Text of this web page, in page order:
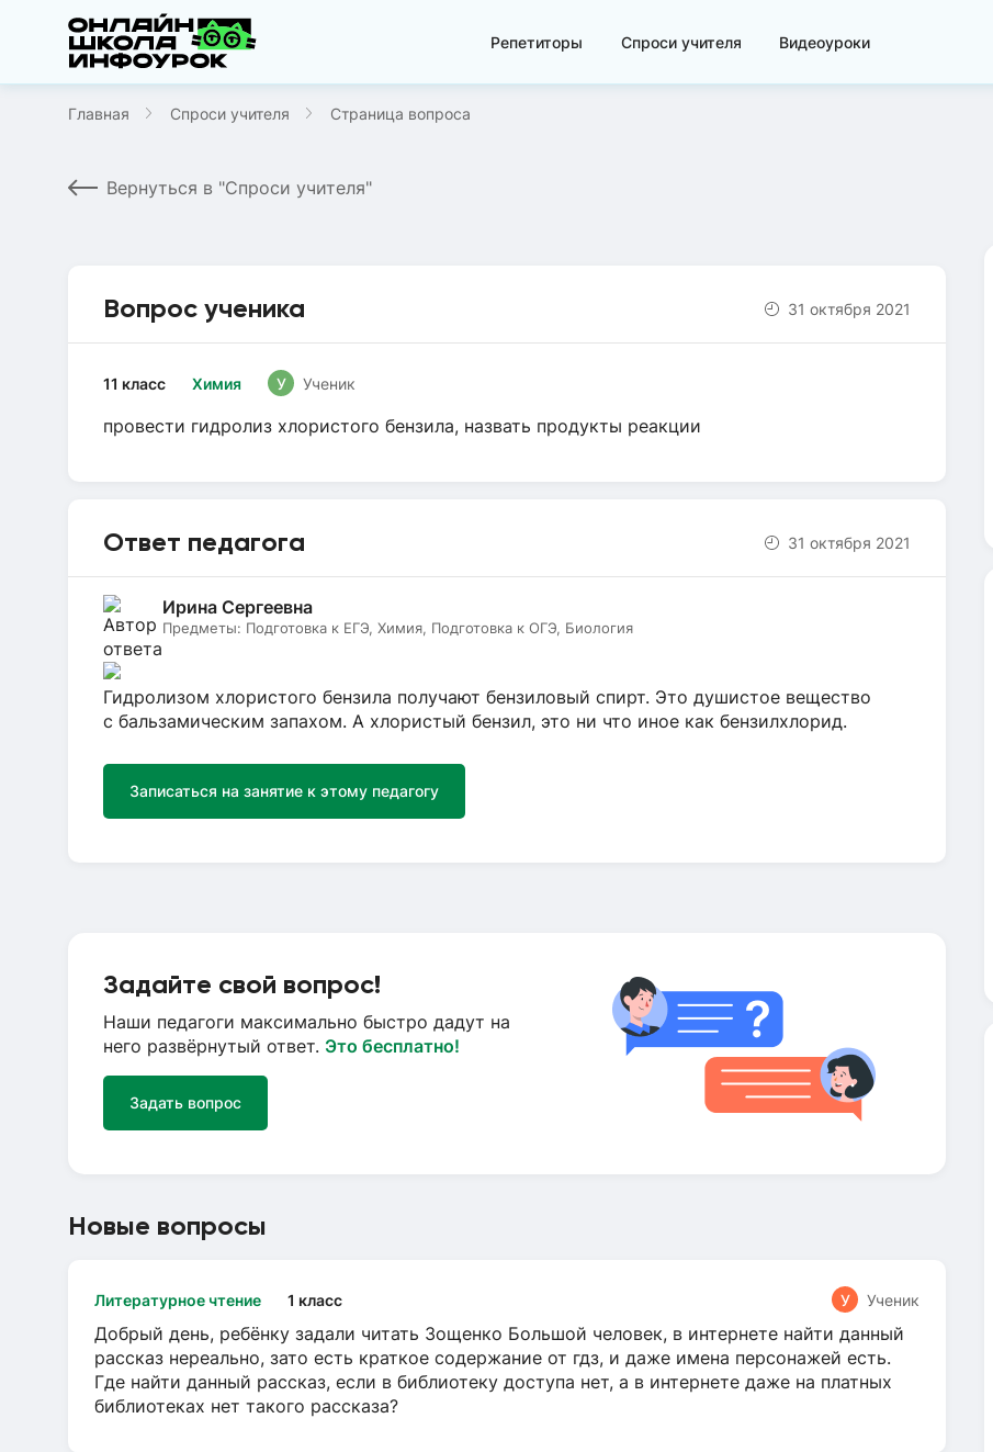
Репетиторы Спроси учителя Видеоуроки
Главная Спроси учителя Страница вопроса
Вернуться в "Спроси учителя"
Вопрос ученика 31 октября 2021
Химия
11 класс У Ученик
провести гидролиз хлористого бензила, назвать продукты реакции
Ответ педагога 31 октября 2021
Ирина Сергеевна
Предметы: Подготовка к ЕГЭ, Химия, Подготовка к ОГЭ, Биология
Гидролизом хлористого бензила получают бензиловый спирт. Это душистое вещество
с бальзамическим запахом. А хлористый бензил, это ни что иное как бензилхлорид.
Записаться на занятие к этому педагогу
Задайте свой вопрос!
Наши педагоги максимально быстро дадут на
него развёрнутый ответ. Это бесплатно!
Задать вопрос
Новые вопросы
Литературное чтение 1 класс У Ученик
Добрый день, ребёнку задали читать Зощенко Большой человек, в интернете найти данный
рассказ нереально, зато есть краткое содержание от гдз, и даже имена персонажей есть.
Где найти данный рассказ, если в библиотеку доступа нет, а в интернете даже на платных
библиотеках нет такого рассказа?